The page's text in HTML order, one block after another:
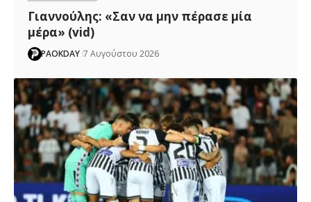
Γιαννούλης: «Σαν να μην πέρασε μία
μέρα» (vid)
PAOKDAY 7 Αυγούστου 2026